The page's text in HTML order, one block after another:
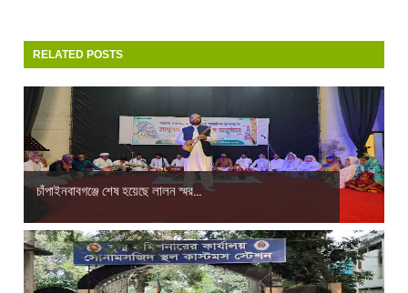
RELATED POSTS
চাঁপাইনবাবগঞ্জে শেষ হয়েছে লালন স্মর...